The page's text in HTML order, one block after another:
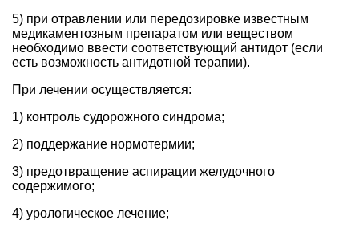
5) при отравлении или передозировке известным
медикаментозным препаратом или веществом
необходимо ввести соответствующий антидот (если
есть возможность антидотной терапии).
При лечении осуществляется:
1) контроль судорожного синдрома;
2) поддержание нормотермии;
3) предотвращение аспирации желудочного
содержимого;
4) урологическое лечение;